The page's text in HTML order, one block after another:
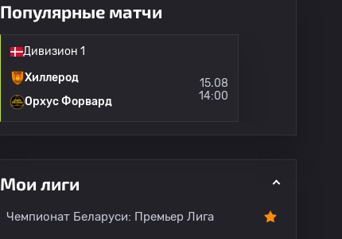
Популярные матчи
Дивизион 1
Хиллерод
Орхус Форвард
15.08
14:00
Мои лиги
Чемпионат Беларуси: Премьер Лига